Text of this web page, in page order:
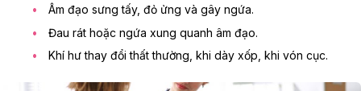
Âm đạo sưng tấy, đỏ ửng và gây ngứa.
Đau rát hoặc ngứa xung quanh âm đạo.
Khí hư thay đổi thất thường, khi dày xốp, khi vón cục.